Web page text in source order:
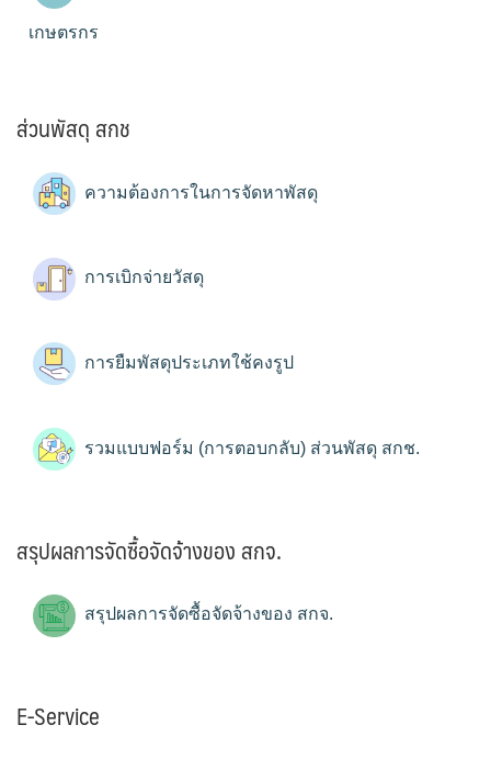
เกษตรกร
ส่วนพัสดุ สกช
ความต้องการในการจัดหาพัสดุ
การเบิกจ่ายวัสดุ
การยืมพัสดุประเภทใช้คงรูป
รวมแบบฟอร์ม (การตอบกลับ) ส่วนพัสดุ สกช.
สรุปผลการจัดซื้อจัดจ้างของ สกจ.
สรุปผลการจัดซื้อจัดจ้างของ สกจ.
E-Service